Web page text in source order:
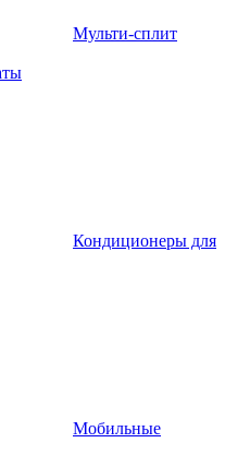
Мульти-сплит
Кондиционеры для
Мобильные